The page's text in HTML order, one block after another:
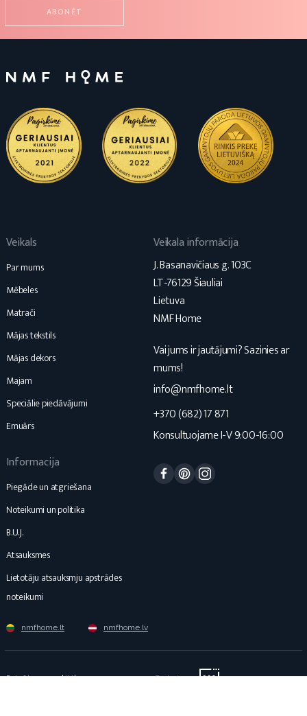
Veikals
Par mums
Mēbeles
Matrači
Mājas tekstils
Mājas dekors
Majam
Speciālie piedāvājumi
Emuārs
Informacija
Piegāde un atgriešana
Noteikumi un politika
B.U.J.
Atsauksmes
Lietotāju atsauksmju apstrādes
noteikumi
Veikala informācija
J. Basanavičiaus g. 103C
LT-76129 Šiauliai
Lietuva
NMF Home
Vai jums ir jautājumi? Sazinies ar
mums!
info@nmfhome.lt
+370 (682) 17 871
Konsultuojame I-V 9:00-16:00
Facebook
Pinterest
nmfhome.lt nmfhome.lv
Privātuma politika Darbojas: